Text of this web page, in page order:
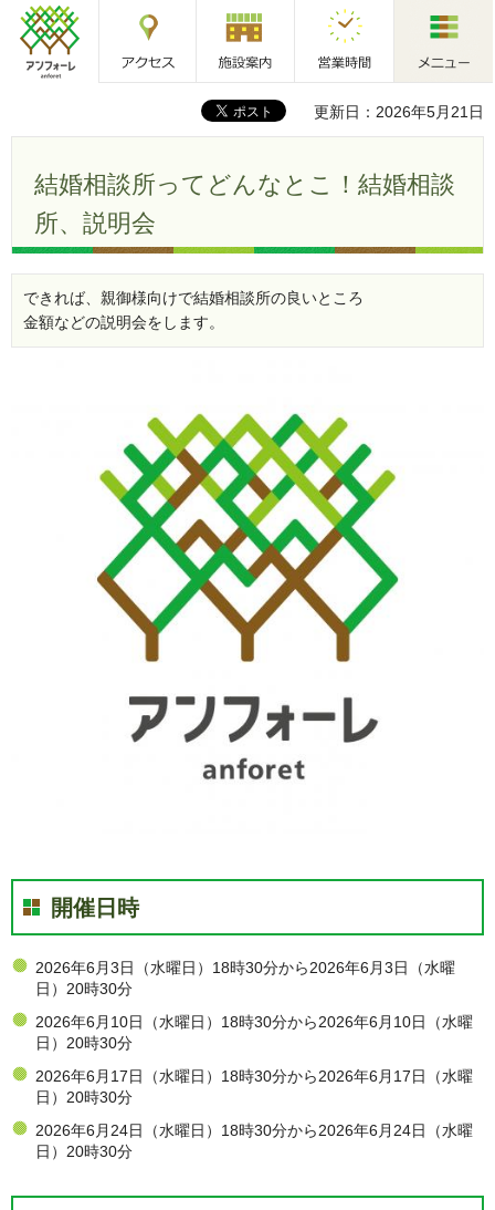
アンフォーレ 施設案内 営業時間
更新日：2026年5月21日
結婚相談所ってどんなとこ！結婚相談
所、説明会
できれば、親御様向けで結婚相談所の良いところ
金額などの説明会をします。
開催日時
2026年6月3日（水曜日）18時30分から2026年6月3日（水曜
日）20時30分
2026年6月10日（水曜日）18時30分から2026年6月10日（水曜
日）20時30分
2026年6月17日（水曜日）18時30分から2026年6月17日（水曜
日）20時30分
2026年6月24日（水曜日）18時30分から2026年6月24日（水曜
日）20時30分